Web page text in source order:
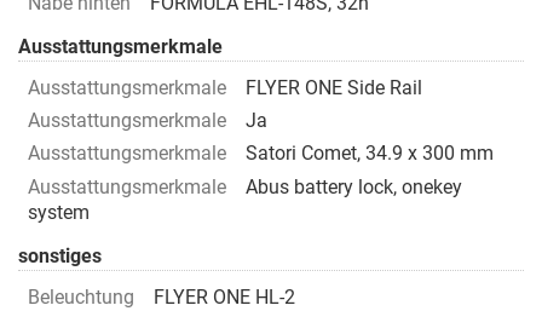
Ausstattungsmerkmale
Ausstattungsmerkmale
FLYER ONE Side Rail
Ausstattungsmerkmale
Ja
Ausstattungsmerkmale
Satori Comet, 34.9 x 300 mm
Ausstattungsmerkmale
Abus battery lock, onekey
system
sonstiges
Beleuchtung
FLYER ONE HL-2